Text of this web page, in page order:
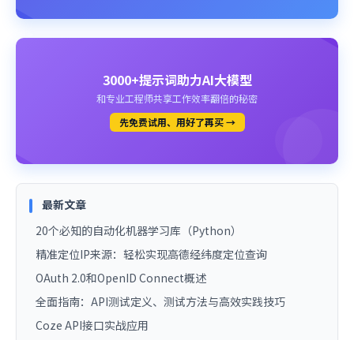
3000+提示词助力AI大模型
和专业工程师共享工作效率翻倍的秘密
先免费试用、用好了再买 →
最新文章
20个必知的自动化机器学习库（Python）
精准定位IP来源：轻松实现高德经纬度定位查询
OAuth 2.0和OpenID Connect概述
全面指南：API测试定义、测试方法与高效实践技巧
Coze API接口实战应用